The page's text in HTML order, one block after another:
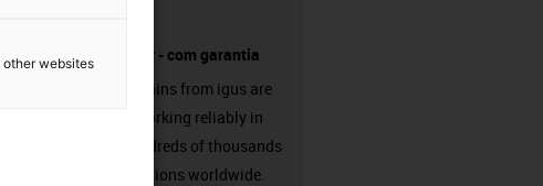
fornecedor - com garantia
Energy chains from igus are
already working reliably in
many hundreds of thousands
of applications worldwide.
other websites